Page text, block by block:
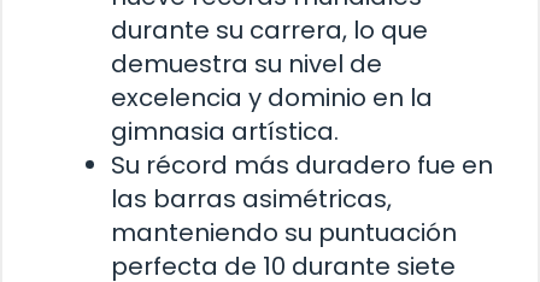
durante su carrera, lo que
demuestra su nivel de
excelencia y dominio en la
gimnasia artística.
Su récord más duradero fue en
las barras asimétricas,
manteniendo su puntuación
perfecta de 10 durante siete